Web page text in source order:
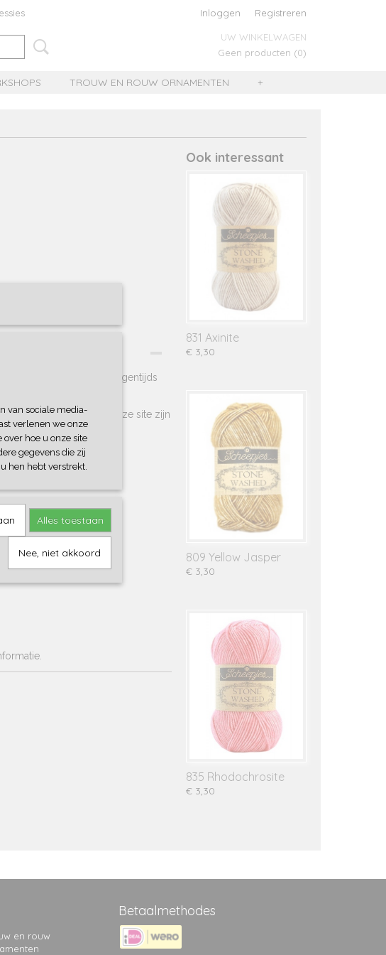
Inloggen Registreren
UW WINKELWAGEN
Geen producten (0)
TROUW EN ROUW ORNAMENTEN +
een stoer en eigentijds
en babyslofjes op deze site zijn
Ook interessant
831 Axinite
€ 3,30
809 Yellow Jasper
€ 3,30
835 Rhodochrosite
€ 3,30
en rouw
Betaalmethodes
van sociale media-
verlenen we onze
hoe u onze site
gegevens die zij
hen hebt verstrekt.
Alles toestaan
Nee, niet akkoord